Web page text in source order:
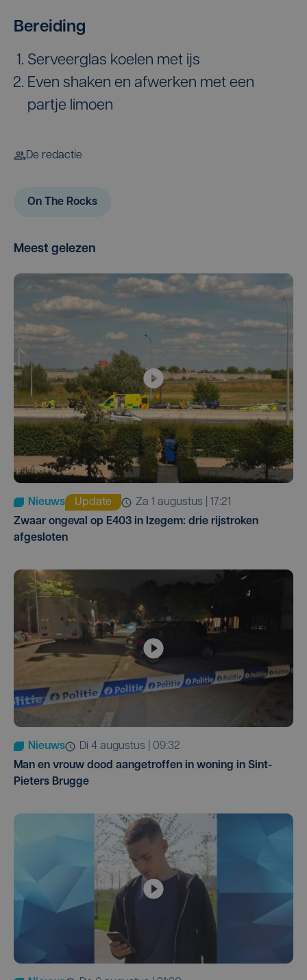
Bereiding
Serveerglas koelen met ijs
Even shaken en afwerken met een
partje limoen
De redactie
On The Rocks
Meest gelezen
Nieuws Update
za 1 augustus | 17:21
Zwaar ongeval op E403 in Izegem: drie rijstroken
afgesloten
Nieuws
di 4 augustus | 09:32
Man en vrouw dood aangetroffen in woning in Sint-
Pieters Brugge